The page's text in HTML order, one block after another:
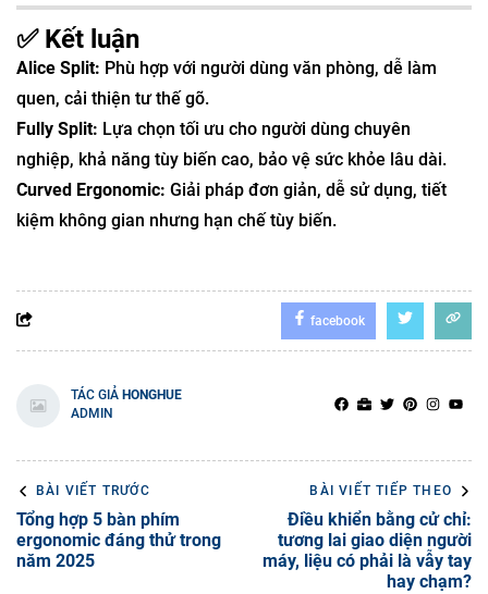
✅ Kết luận
Alice Split: Phù hợp với người dùng văn phòng, dễ làm
quen, cải thiện tư thế gõ.
Fully Split: Lựa chọn tối ưu cho người dùng chuyên
nghiệp, khả năng tùy biến cao, bảo vệ sức khỏe lâu dài.
Curved Ergonomic: Giải pháp đơn giản, dễ sử dụng, tiết
kiệm không gian nhưng hạn chế tùy biến.
facebook
TÁC GIẢ HONGHUE
ADMIN
BÀI VIẾT TRƯỚC
Tổng hợp 5 bàn phím
ergonomic đáng thử trong
năm 2025
BÀI VIẾT TIẾP THEO
Điều khiển bằng cử chỉ:
tương lai giao diện người
máy, liệu có phải là vẫy tay
hay chạm?